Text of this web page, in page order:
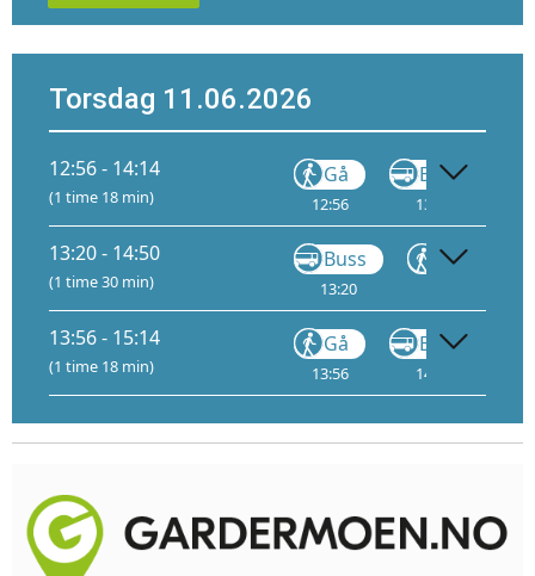
Torsdag 11.06.2026
12:56 - 14:14
(1 time 18 min)
Gå
12:56
Buss
13:01
13:20 - 14:50
(1 time 30 min)
Buss
13:20
Gå
13:56 - 15:14
(1 time 18 min)
Gå
13:56
Buss
14:01